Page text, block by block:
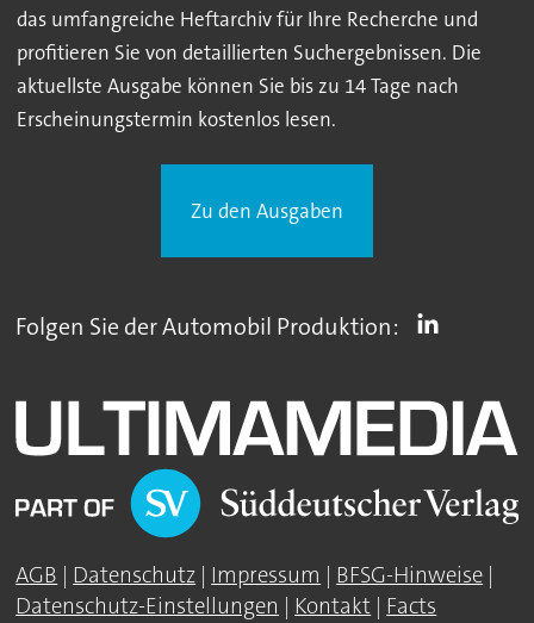
das umfangreiche Heftarchiv für Ihre Recherche und
profitieren Sie von detaillierten Suchergebnissen. Die
aktuellste Ausgabe können Sie bis zu 14 Tage nach
Erscheinungstermin kostenlos lesen.
Zu den Ausgaben
Folgen Sie der Automobil Produktion:
AGB | Datenschutz | Impressum | BFSG-Hinweise |
Datenschutz-Einstellungen | Kontakt | Facts